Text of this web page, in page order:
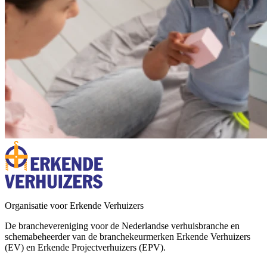
Organisatie voor Erkende Verhuizers
De branchevereniging voor de Nederlandse verhuisbranche en
schemabeheerder van de branchekeurmerken Erkende Verhuizers
(EV) en Erkende Projectverhuizers (EPV).